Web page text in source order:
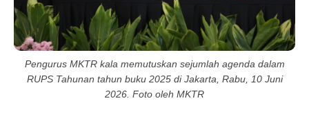
Pengurus MKTR kala memutuskan sejumlah agenda dalam
RUPS Tahunan tahun buku 2025 di Jakarta, Rabu, 10 Juni
2026. Foto oleh MKTR